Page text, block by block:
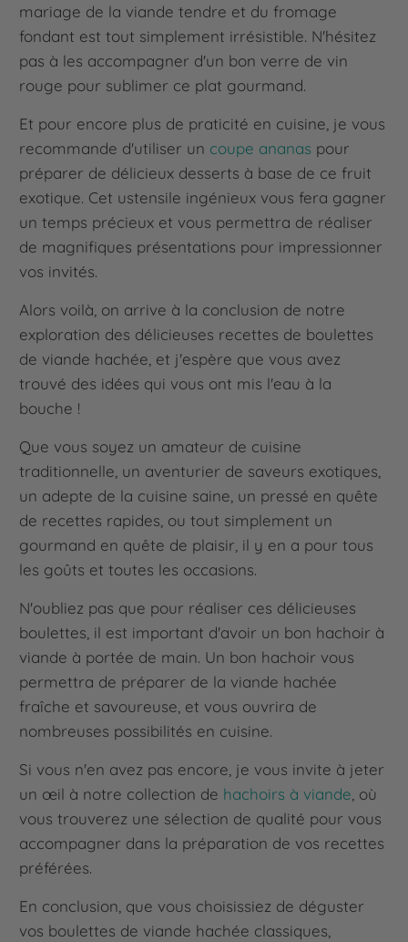
mariage de la viande tendre et du fromage
fondant est tout simplement irrésistible. N'hésitez
pas à les accompagner d'un bon verre de vin
rouge pour sublimer ce plat gourmand.
Et pour encore plus de praticité en cuisine, je vous
recommande d'utiliser un coupe ananas pour
préparer de délicieux desserts à base de ce fruit
exotique. Cet ustensile ingénieux vous fera gagner
un temps précieux et vous permettra de réaliser
de magnifiques présentations pour impressionner
vos invités.
Alors voilà, on arrive à la conclusion de notre
exploration des délicieuses recettes de boulettes
de viande hachée, et j'espère que vous avez
trouvé des idées qui vous ont mis l'eau à la
bouche !
Que vous soyez un amateur de cuisine
traditionnelle, un aventurier de saveurs exotiques,
un adepte de la cuisine saine, un pressé en quête
de recettes rapides, ou tout simplement un
gourmand en quête de plaisir, il y en a pour tous
les goûts et toutes les occasions.
N'oubliez pas que pour réaliser ces délicieuses
boulettes, il est important d'avoir un bon hachoir à
viande à portée de main. Un bon hachoir vous
permettra de préparer de la viande hachée
fraîche et savoureuse, et vous ouvrira de
nombreuses possibilités en cuisine.
Si vous n'en avez pas encore, je vous invite à jeter
un œil à notre collection de hachoirs à viande, où
vous trouverez une sélection de qualité pour vous
accompagner dans la préparation de vos recettes
préférées.
En conclusion, que vous choisissiez de déguster
vos boulettes de viande hachée classiques,